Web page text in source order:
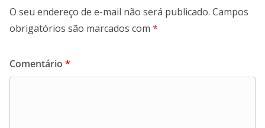
O seu endereço de e-mail não será publicado. Campos
obrigatórios são marcados com *
Comentário *